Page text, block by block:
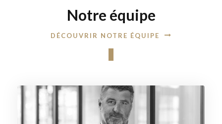
Notre équipe
DÉCOUVRIR NOTRE ÉQUIPE